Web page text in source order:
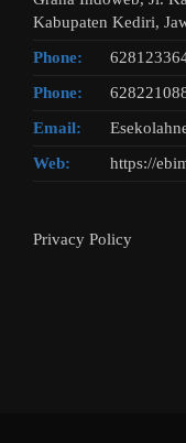
Kabupaten Kediri,
Phone:
Phone:
Email:
Web:
https://
Privacy Policy